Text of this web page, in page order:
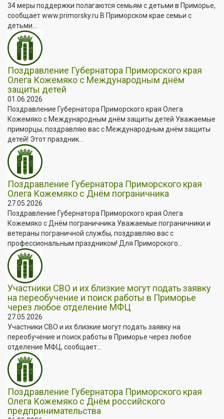
34 меры поддержки полагаются семьям с детьми в Приморье,
сообщает www.primorsky.ru В Приморском крае семьи с
детьми...
Поздравление Губернатора Приморского края
Олега Кожемяко с Международным днём
защиты детей
01.06.2026
Поздравление Губернатора Приморского края Олега
Кожемяко с Международным днём защиты детей Уважаемые
приморцы, поздравляю вас с Международным днём защиты
детей! Этот праздник...
Поздравление Губернатора Приморского края
Олега Кожемяко с Днём пограничника
27.05.2026
Поздравление Губернатора Приморского края Олега
Кожемяко с Днём пограничника Уважаемые пограничники и
ветераны пограничной службы, поздравляю вас с
профессиональным праздником! Для Приморского...
Участники СВО и их близкие могут подать заявку
на переобучение и поиск работы в Приморье
через любое отделение МФЦ
27.05.2026
Участники СВО и их близкие могут подать заявку на
переобучение и поиск работы в Приморье через любое
отделение МФЦ, сообщает...
Поздравление Губернатора Приморского края
Олега Кожемяко с Днём российского
предпринимательства